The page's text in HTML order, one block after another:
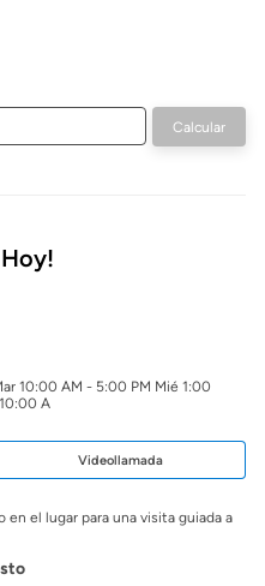
10:00 AM - 5:00 PM Mié 1:00
A
Videollamada
el lugar para una visita guiada a